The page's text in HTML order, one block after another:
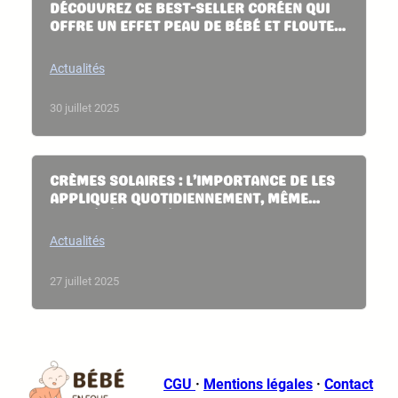
DÉCOUVREZ CE BEST-SELLER CORÉEN QUI
OFFRE UN EFFET PEAU DE BÉBÉ ET FLOUTE
PARFAITE AU FOND DE TEINT CET ÉTÉ.
Actualités
30 juillet 2025
CRÈMES SOLAIRES : L’IMPORTANCE DE LES
APPLIQUER QUOTIDIENNEMENT, MÊME
Actualités
27 juillet 2025
CGU · Mentions légales · Contact